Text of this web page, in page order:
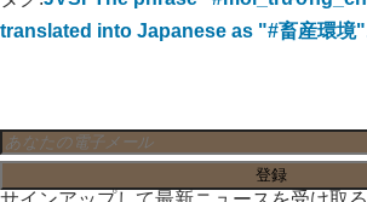
translated into Japanese as "#畜産環境